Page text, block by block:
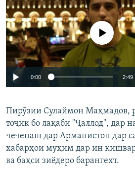
Auto 240p 360p
720p 1080p
Феълан кор
0:00 2:49
Пирӯзии Сулаймон Маҳмадов,
тоҷик бо лақаби "Ҷаллод", дар
чеченаш дар Арманистон дар
хабарҳои муҳим дар ин
ва баҳси зиёдеро барангехт.